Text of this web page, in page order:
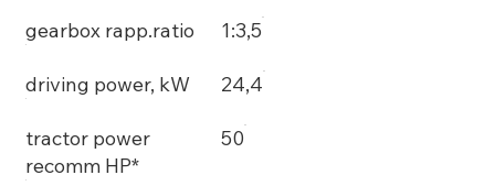
gearbox rapp.ratio 1:3,5
driving power, kW 24,4
tractor power
recomm HP*
50